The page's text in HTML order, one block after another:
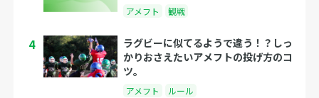
アメフト 観戦
4
ラグビーに似てるようで違う！？しっ
かりおさえたいアメフトの投げ方のコ
ツ。
アメフト ルール